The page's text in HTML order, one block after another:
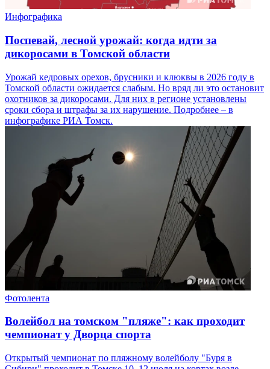
Инфографика
Поспевай, лесной урожай: когда идти за
дикоросами в Томской области
Урожай кедровых орехов, брусники и клюквы в 2026 году в
Томской области ожидается слабым. Но вряд ли это остановит
охотников за дикоросами. Для них в регионе установлены
сроки сбора и штрафы за их нарушение. Подробнее – в
инфографике РИА Томск.
Фотолента
Волейбол на томском "пляже": как проходит
чемпионат у Дворца спорта
Открытый чемпионат по пляжному волейболу "Буря в